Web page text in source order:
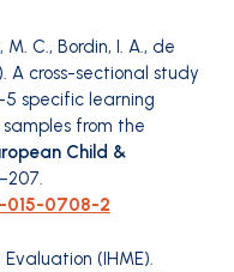
M. C., Bordin, I. A., de
A cross-sectional study
specific learning
from the
Child &
015-0708-2
(IHME).